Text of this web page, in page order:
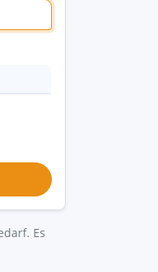
Es